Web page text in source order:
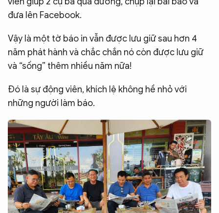
đưa lên Facebook.
Vậy là một tờ báo in vẫn được lưu giữ sau hơn 4
năm phát hành và chắc chắn nó còn được lưu giữ
và “sống” thêm nhiều năm nữa!
Đó là sự động viên, khích lệ không hề nhỏ với
những người làm báo.